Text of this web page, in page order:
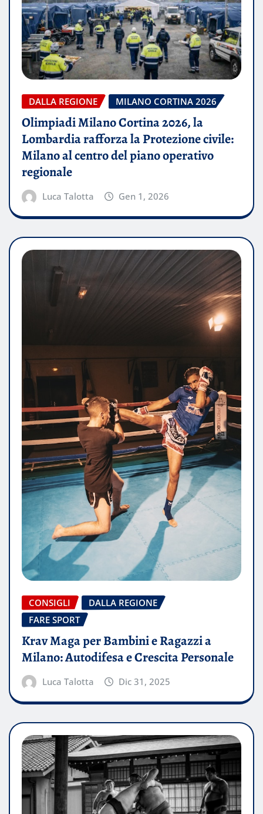
DALLA REGIONE MILANO CORTINA 2026
Olimpiadi Milano Cortina 2026, la
Lombardia rafforza la Protezione civile:
Milano al centro del piano operativo
regionale
Luca Talotta Gen 1, 2026
CONSIGLI
DALLA REGIONE
FARE SPORT
Krav Maga per Bambini e Ragazzi a
Milano: Autodifesa e Crescita Personale
Luca Talotta Dic 31, 2025